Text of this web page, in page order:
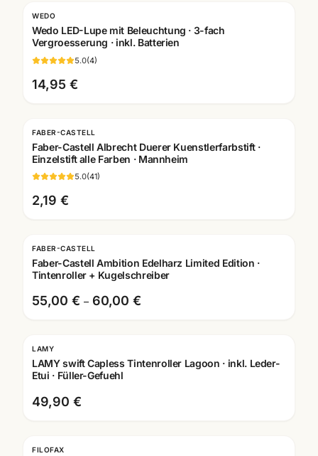
WEDO
Wedo LED-Lupe mit Beleuchtung · 3-fach
Vergroesserung · inkl. Batterien
5.0(4)
14,95 €
FABER-CASTELL
Faber-Castell Albrecht Duerer Kuenstlerfarbstift ·
Einzelstift alle Farben · Mannheim
5.0(41)
2,19 €
FABER-CASTELL
Faber-Castell Ambition Edelharz Limited Edition ·
Tintenroller + Kugelschreiber
55,00 € – 60,00 €
Gravur
LAMY
LAMY swift Capless Tintenroller Lagoon · inkl. Leder-
Etui · Füller-Gefuehl
49,90 €
FILOFAX